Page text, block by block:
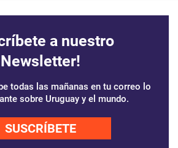
a nuestro
Newsletter!
todas las mañanas en tu correo lo
sobre Uruguay y el mundo.
SUSCRÍBETE